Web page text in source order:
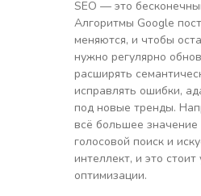
SEO — это
Алгоритмы Google
меняются, и чтобы
нужно регулярно
расширять
исправлять ошибки,
под новые тренды.
всё большее
голосовой поиск и
интеллект, и это
оптимизации.